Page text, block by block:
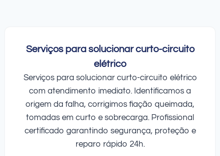
Serviços para solucionar curto-circuito
elétrico
Serviços para solucionar curto-circuito elétrico
com atendimento imediato. Identificamos a
origem da falha, corrigimos fiação queimada,
tomadas em curto e sobrecarga. Profissional
certificado garantindo segurança, proteção e
reparo rápido 24h.